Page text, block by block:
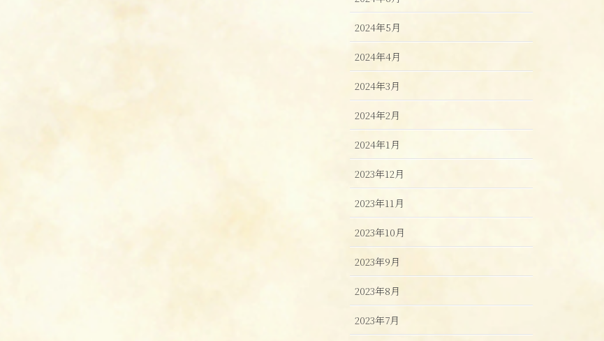
2024年5月
2024年4月
2024年3月
2024年2月
2024年1月
2023年12月
2023年11月
2023年10月
2023年9月
2023年8月
2023年7月